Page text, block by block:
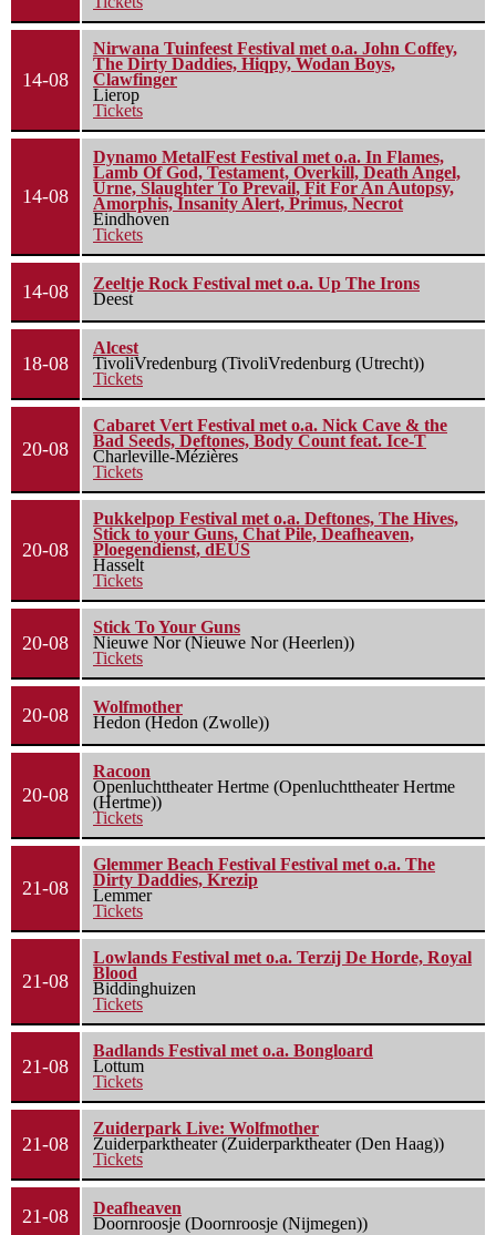
14-08
Nirwana Tuinfeest Festival met o.a. John Coffey,
The Dirty Daddies, Hiqpy, Wodan Boys,
Clawfinger
Lierop
Tickets
14-08
Dynamo MetalFest Festival met o.a. In Flames,
Lamb Of God, Testament, Overkill, Death Angel,
Urne, Slaughter To Prevail, Fit For An Autopsy,
Amorphis, Insanity Alert, Primus, Necrot
Eindhoven
Tickets
14-08
Zeeltje Rock Festival met o.a. Up The Irons
Deest
18-08
Alcest
TivoliVredenburg (TivoliVredenburg (Utrecht))
Tickets
20-08
Cabaret Vert Festival met o.a. Nick Cave & the
Bad Seeds, Deftones, Body Count feat. Ice-T
Charleville-Mézières
Tickets
20-08
Pukkelpop Festival met o.a. Deftones, The Hives,
Stick to your Guns, Chat Pile, Deafheaven,
Ploegendienst, dEUS
Hasselt
Tickets
20-08
Stick To Your Guns
Nieuwe Nor (Nieuwe Nor (Heerlen))
Tickets
20-08
Wolfmother
Hedon (Hedon (Zwolle))
20-08
Racoon
Openluchttheater Hertme (Openluchttheater Hertme
(Hertme))
Tickets
21-08
Glemmer Beach Festival Festival met o.a. The
Dirty Daddies, Krezip
Lemmer
Tickets
21-08
Lowlands Festival met o.a. Terzij De Horde, Royal
Blood
Biddinghuizen
Tickets
21-08
Badlands Festival met o.a. Bongloard
Lottum
Tickets
21-08
Zuiderpark Live: Wolfmother
Zuiderparktheater (Zuiderparktheater (Den Haag))
Tickets
21-08
Deafheaven
Doornroosje (Doornroosje (Nijmegen))